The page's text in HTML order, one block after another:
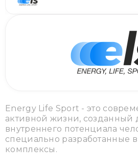
Energy Life Sport - это
активной жизни, созданный
внутреннего потенциала
специально разработанные
комплексы.